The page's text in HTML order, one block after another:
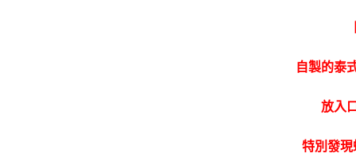
自製的泰
放入
特別發現